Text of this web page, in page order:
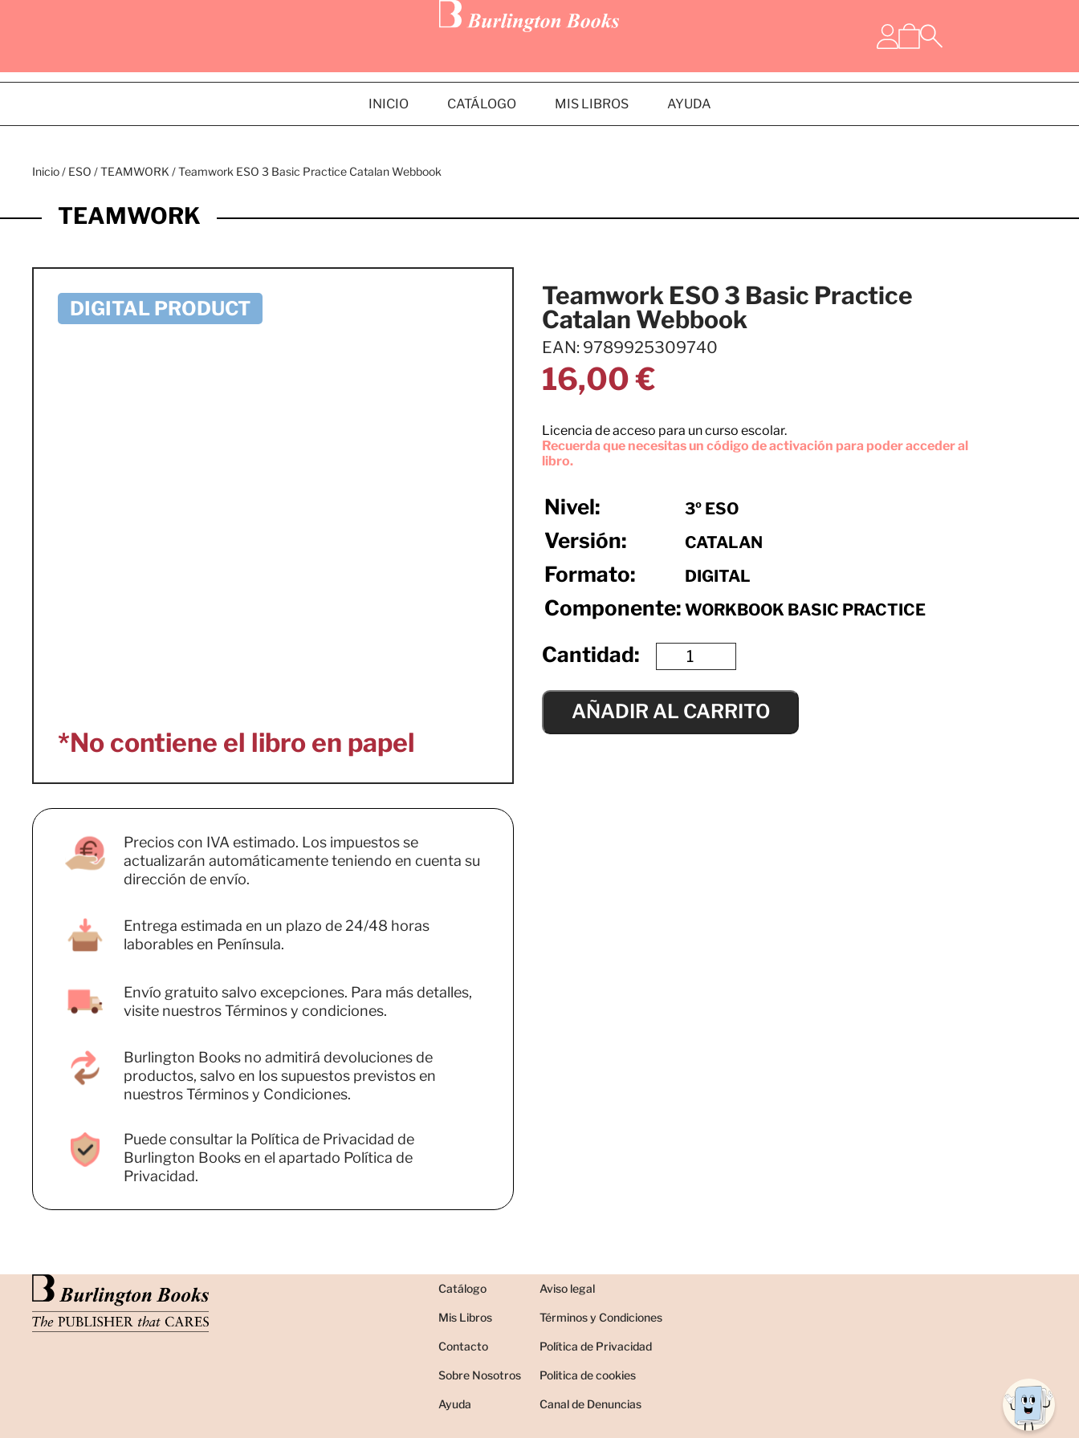
INICIO CATÁLOGO MIS LIBROS AYUDA
Inicio/ ESO /TEAMWORK / Teamwork ESO 3 Basic Practice Catalan Webbook
TEAMWORK
Teamwork ESO 3 Basic Practice
Catalan Webbook
EAN: 9789925309740
16,00€
Licencia de acceso para un curso escolar.
Recuerda que necesitas un código de activación para poder acceder al
libro.
Nivel: 3º ESO
Versión: CATALAN
Formato: DIGITAL
Componente: WORKBOOK BASIC PRACTICE
AÑADIR AL CARRITO
Precios con IVA estimado. Los impuestos se
actualizarán automáticamente teniendo en cuenta su
dirección de envío.
Entrega estimada en un plazo de 24/48 horas
laborables en Península.
Envío gratuito salvo excepciones. Para más detalles,
visite nuestros Términos y condiciones.
Burlington Books no admitirá devoluciones de
productos, salvo en los supuestos previstos en
nuestros Términos y Condiciones.
Puede consultar la Política de Privacidad de
Burlington Books en el apartado Política de
Privacidad.
Catálogo
Mis Libros
Contacto
Sobre Nosotros
Ayuda
Aviso legal
Términos y Condiciones
Política de Privacidad
Politica de cookies
Canal de Denuncias